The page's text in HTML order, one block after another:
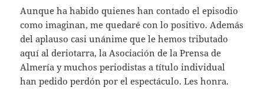
Aunque ha habido quienes han contado el episodio
como imaginan, me quedaré con lo positivo. Además
del aplauso casi unánime que le hemos tributado
aquí al deriotarra, la Asociación de la Prensa de
Almería y muchos periodistas a título individual
han pedido perdón por el espectáculo. Les honra.